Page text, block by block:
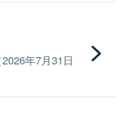
年7月31日